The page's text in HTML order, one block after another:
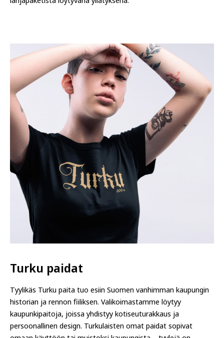
Turku paidat
Tyylikäs Turku paita tuo esiin Suomen vanhimman kaupungin
historian ja rennon fiiliksen. Valikoimastamme löytyy
kaupunkipaitoja, joissa yhdistyy kotiseuturakkaus ja
persoonallinen design. Turkulaisten omat paidat sopivat